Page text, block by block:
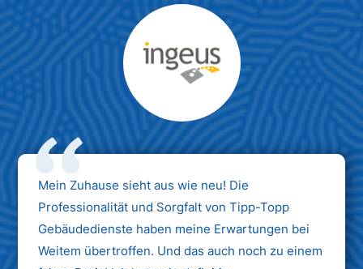
Max Mustermann
Unternehmen AG
Mein Zuhause sieht aus wie neu! Die
Professionalität und Sorgfalt von Tipp-Topp
Gebäudedienste haben meine Erwartungen bei
Weitem übertroffen. Und das auch noch zu einem